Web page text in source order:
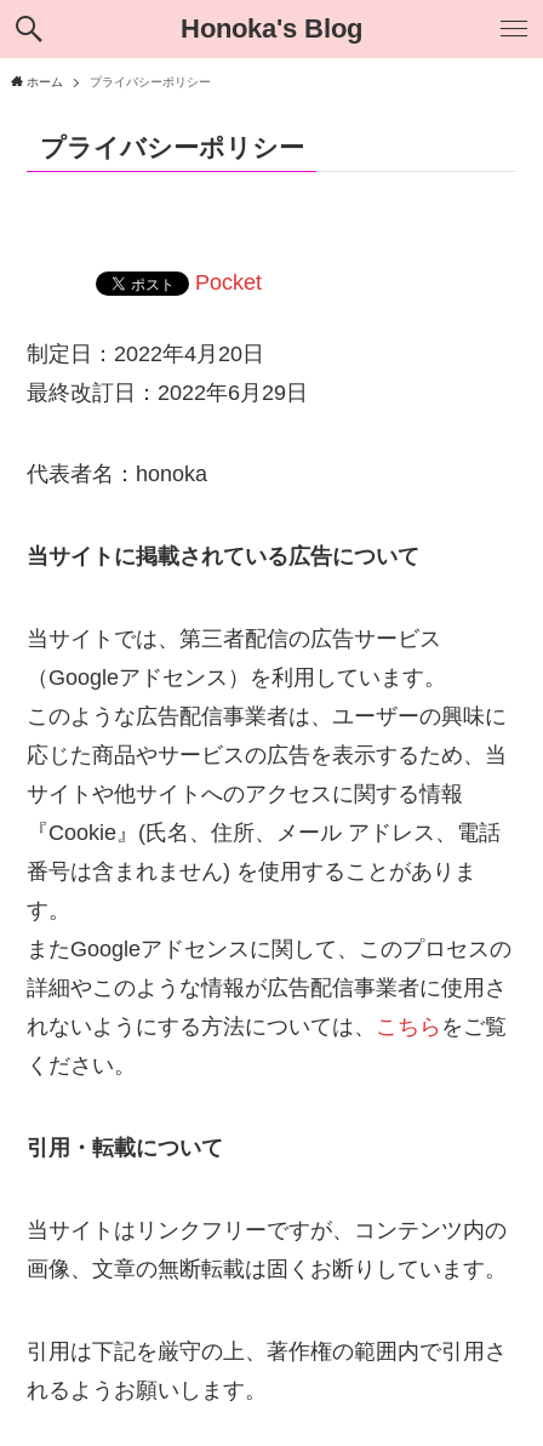
Honoka's Blog
ホーム プライバシーポリシー
プライバシーポリシー
Pocket
制定日：2022年4月20日
最終改訂日：2022年6月29日
代表者名：honoka
当サイトに掲載されている広告について
当サイトでは、第三者配信の広告サービス
（Googleアドセンス）を利用しています。
このような広告配信事業者は、ユーザーの興味に
応じた商品やサービスの広告を表示するため、当
サイトや他サイトへのアクセスに関する情報
『Cookie』(氏名、住所、メール アドレス、電話
番号は含まれません) を使用することがありま
す。
またGoogleアドセンスに関して、このプロセスの
詳細やこのような情報が広告配信事業者に使用さ
れないようにする方法については、 こちら をご覧
ください。
引用・転載について
当サイトはリンクフリーですが、コンテンツ内の
画像、文章の無断転載は固くお断りしています。
引用は下記を厳守の上、著作権の範囲内で引用さ
れるようお願いします。